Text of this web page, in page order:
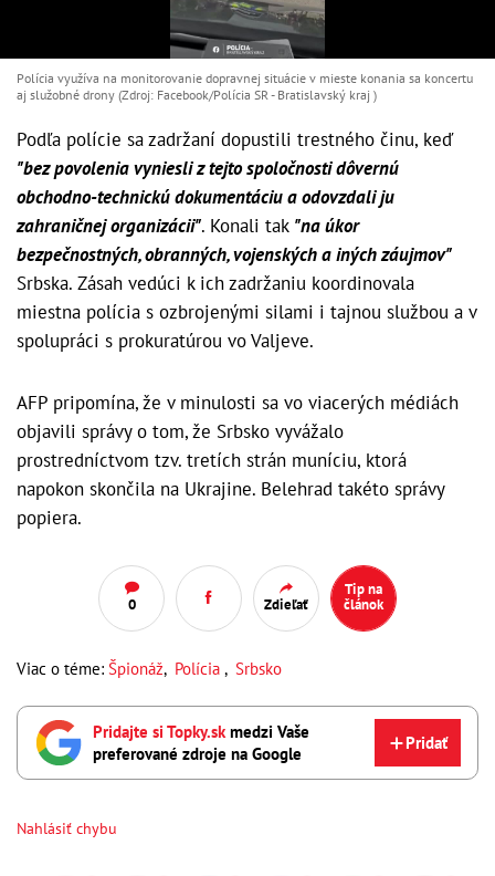
Polícia využíva na monitorovanie dopravnej situácie v mieste konania sa koncertu
aj služobné drony (Zdroj: Facebook/Polícia SR - Bratislavský kraj )
Podľa polície sa zadržaní dopustili trestného činu, keď
"bez povolenia vyniesli z tejto spoločnosti dôvernú
obchodno-technickú dokumentáciu a odovzdali ju
zahraničnej organizácii". Konali tak "na úkor
bezpečnostných, obranných, vojenských a iných záujmov"
Srbska. Zásah vedúci k ich zadržaniu koordinovala
miestna polícia s ozbrojenými silami i tajnou službou a v
spolupráci s prokuratúrou vo Valjeve.
AFP pripomína, že v minulosti sa vo viacerých médiách
objavili správy o tom, že Srbsko vyvážalo
prostredníctvom tzv. tretích strán muníciu, ktorá
napokon skončila na Ukrajine. Belehrad takéto správy
popiera.
0 Zdieľať
Tip na
článok
Viac o téme: Špionáž, Polícia , Srbsko
Pridajte si Topky.sk medzi Vaše
preferované zdroje na Google
Pridať
Nahlásiť chybu